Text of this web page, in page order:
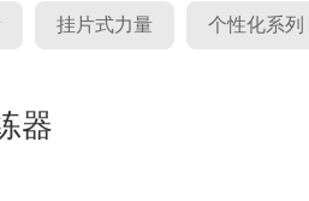
挂片式力量 个性化系列
器